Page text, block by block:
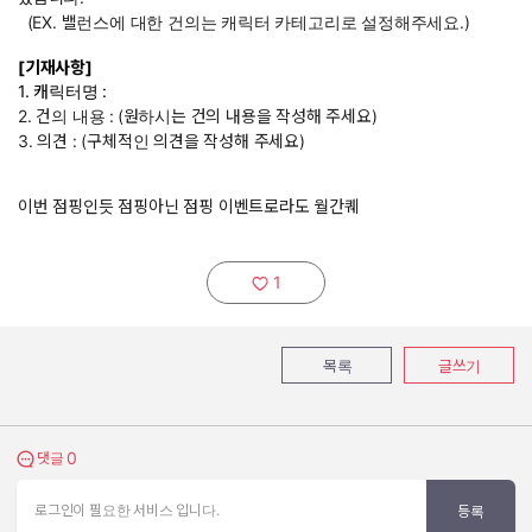
(EX. 밸런스에 대한 건의는 캐릭터 카테고리로 설정해주세요.)
[기재사항]
1. 캐릭터명 :
2. 건의 내용 : (원하시는 건의 내용을 작성해 주세요)
3. 의견 : (구체적인 의견을 작성해 주세요)
이번 점핑인듯 점핑아닌 점핑 이벤트로라도 월간퀘
추천하기:
1
목록 글쓰기
댓글 보기
댓글 0
로그인이 필요한 서비스 입니다. 등록